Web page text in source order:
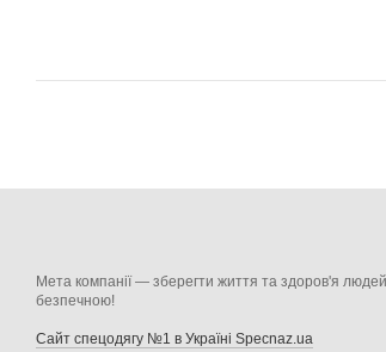
Мета компанії — зберегти життя та здоров'я
безпечною!
Сайт спецодягу №1 в Україні Specnaz.ua